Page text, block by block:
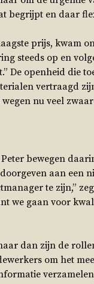
begrijpt en daar
prijs, kwam
steeds op en
De openheid die
vertraagd
nu veel
bewegen
aan een
te zijn,”
we gaan voor
dan zijn de
om het